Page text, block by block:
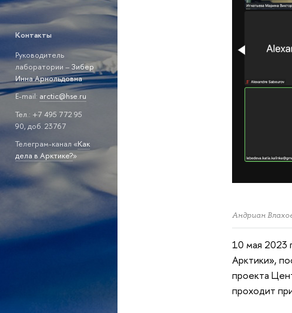
Контакты
Руководитель
лаборатории – Зибер
Инна Арнольдовна
E-mail: arctic@hse.ru
Тел.: +7 495 772 95
90, доб. 23767
Телеграм-канал «Как
дела в Арктике?»
Андриан
10 мая 2023
Арктики»,
проекта
проходит